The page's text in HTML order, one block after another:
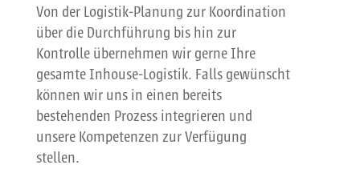
Von der Logistik-Planung zur Koordination
über die Durchführung bis hin zur
Kontrolle übernehmen wir gerne Ihre
gesamte Inhouse-Logistik. Falls gewünscht
können wir uns in einen bereits
bestehenden Prozess integrieren und
unsere Kompetenzen zur Verfügung
stellen.